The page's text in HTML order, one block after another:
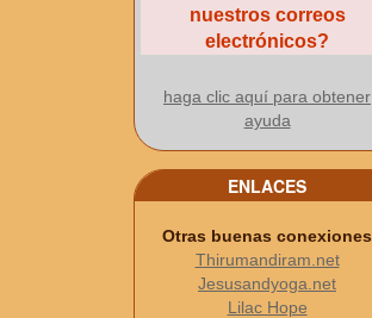
nuestros correos
electrónicos?
haga clic aquí para obtener
ayuda
ENLACES
Otras buenas conexiones
Thirumandiram.net
Jesusandyoga.net
Lilac Hope